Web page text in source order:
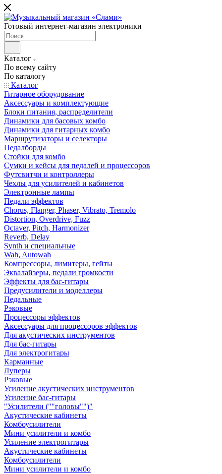
Готовый интернет-магазин электроники
Каталог
По всему сайту
По каталогу
Каталог
Гитарное оборудование
Аксессуары и комплектующие
Блоки питания, распределители
Динамики для басовых комбо
Динамики для гитарных комбо
Маршрутизаторы и селекторы
Педалборды
Стойки для комбо
Сумки и кейсы для педалей и процессоров
Футсвитчи и контроллеры
Чехлы для усилителей и кабинетов
Электронные лампы
Педали эффектов
Chorus, Flanger, Phaser, Vibrato, Tremolo
Distortion, Overdrive, Fuzz
Octaver, Pitch, Harmonizer
Reverb, Delay
Synth и специальные
Wah, Autowah
Компрессоры, лимитеры, гейты
Эквалайзеры, педали громкости
Эффекты для бас-гитары
Предусилители и моделлеры
Педальные
Рэковые
Процессоры эффектов
Аксессуары для процессоров эффектов
Для акустических инструментов
Для бас-гитары
Для электрогитары
Карманные
Луперы
Рэковые
Усиление акустических инструментов
Усиление бас-гитары
"Усилители (""головы"")"
Акустические кабинеты
Комбоусилители
Мини усилители и комбо
Усиление электрогитары
Акустические кабинеты
Комбоусилители
Мини усилители и комбо